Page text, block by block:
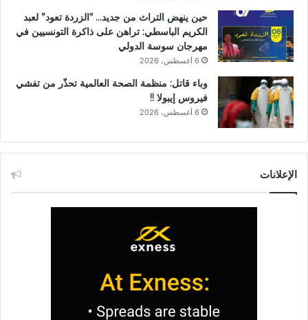
حين ينهض التراث من جديد… “الزردة تعود” لعبد
الكريم الباسطي: تراهن على ذاكرة التونسيين في
مهرجان سوسة الدولي
6 أغسطس، 2026
وباء قاتل: منظمة الصحة العالمية تحذّر من تفشي
فيروس إيبولا !!
6 أغسطس، 2026
الإعلانات